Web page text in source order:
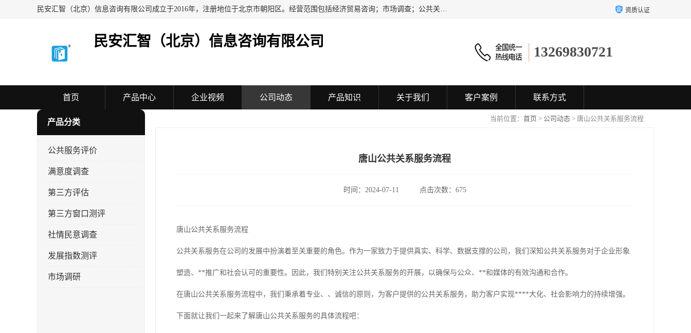
民安汇智（北京）信息咨询有限公司成立于2016年，注册地位于北京市朝阳区。经营范围包括经济贸易咨询；市场调查；公共关系服务；企业管理咨询；会议服务；企业策划；设计、制作、代理、发布广告；组织文化艺术交流活动（不含演出）；承办展览展示活动；技术推广服务。 资质认证
民安汇智（北京）信息咨询有限公司
13269830721
首页 产品中心 企业视频 公司动态 产品知识 关于我们 客户案例 联系方式
当前位置： 首页 > 公司动态 > 唐山公共关系服务流程
产品分类
公共服务评价
满意度调查
第三方评估
第三方窗口测评
社情民意调查
发展指数测评
市场调研
唐山公共关系服务流程
时间：2024-07-11 点击次数：675
唐山公共关系服务流程
公共关系服务在公司的发展中扮演着至关重要的角色。作为一家致力于提供真实、科学、数据支撑的公司，我们深知公共关系服务对于企业形象
塑造、**推广和社会认可的重要性。因此，我们特别关注公共关系服务的开展，以确保与公众、**和媒体的有效沟通和合作。
在唐山公共关系服务流程中，我们秉承着专业、、诚信的原则，为客户提供的公共关系服务，助力客户实现****大化、社会影响力的持续增强。
下面就让我们一起来了解唐山公共关系服务的具体流程吧：